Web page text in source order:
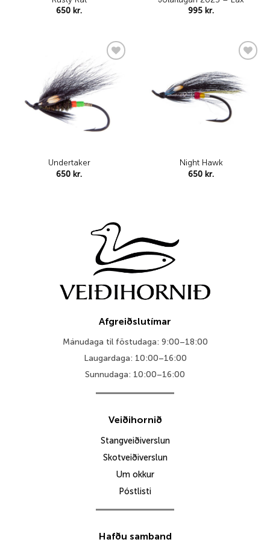
650 kr.
995 kr.
Add to
wishlist
Undertaker
650 kr.
wishlist
Night Hawk
650 kr.
Afgreiðslutímar
Mánudaga til föstudaga: 9:00–18:00
Laugardaga: 10:00–16:00
Sunnudaga: 10:00–16:00
Veiðihornið
Stangveiðiverslun
Skotveiðiverslun
Um okkur
Póstlisti
Hafðu samband